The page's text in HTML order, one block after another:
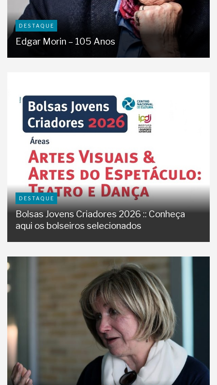
DESTAQUE
Edgar Morin – 105 Anos
DESTAQUE
Bolsas Jovens Criadores 2026 :: Conheça
aqui os bolseiros selecionados